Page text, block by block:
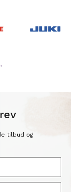
tilbud og